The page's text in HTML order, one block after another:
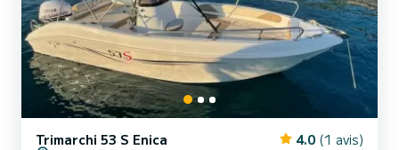
Trimarchi 53 S Enica 4.0 (1 avis)